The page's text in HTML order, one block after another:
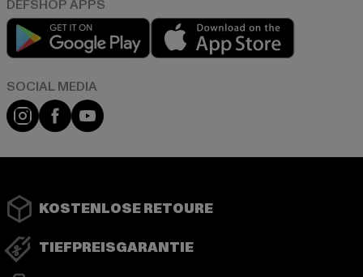
Play market
Instagram
FacebookYouTube
KOSTENLOSE RETOURE
TIEFPREISGARANTIE